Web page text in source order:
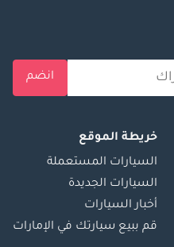
انضم
خريطة الموقع
السيارات المستعملة
السيارات الجديدة
أخبار السيارات
قم ببيع سيارتك في الإمارات